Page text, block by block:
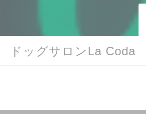
ドッグサロンLa Coda